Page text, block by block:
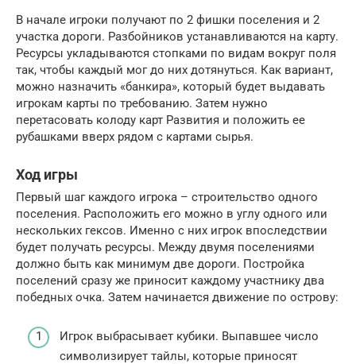
В начале игроки получают по 2 фишки поселения и 2
участка дороги. Разбойников устанавливаются на карту.
Ресурсы укладываются стопками по видам вокруг поля
так, чтобы каждый мог до них дотянуться. Как вариант,
можно назначить «банкира», который будет выдавать
игрокам карты по требованию. Затем нужно
перетасовать колоду карт Развития и положить ее
рубашками вверх рядом с картами сырья.
Ход игры
Первый шаг каждого игрока – строительство одного
поселения. Расположить его можно в углу одного или
нескольких гексов. Именно с них игрок впоследствии
будет получать ресурсы. Между двумя поселениями
должно быть как минимум две дороги. Постройка
поселений сразу же приносит каждому участнику два
победных очка. Затем начинается движение по острову:
Игрок выбрасывает кубики. Выпавшее число
символизирует тайлы, которые приносят